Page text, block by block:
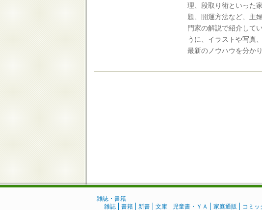
理、段取り術といった
題、開運方法など、主
門家の解説で紹介して
うに、イラストや写真
最新のノウハウを分か
雑誌・書籍
雑誌
書籍 新書 文庫 児童書・ＹＡ 家庭通販 コミッ